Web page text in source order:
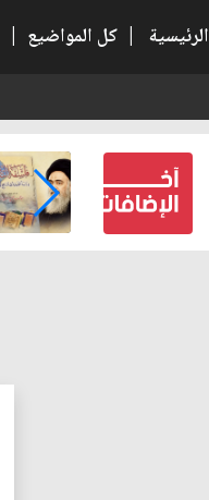
الرئيسية | كل المواضيع |
الحضارات